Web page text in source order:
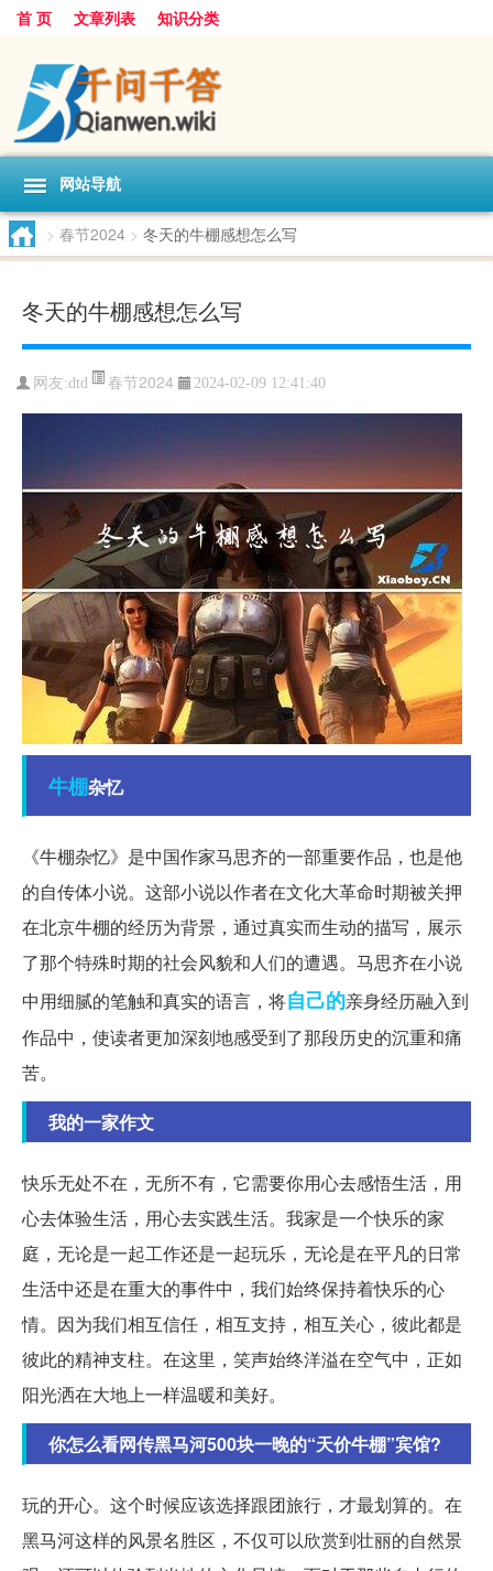
首 页 文章列表 知识分类
网站导航
> 春节2024 > 冬天的牛棚感想怎么写
冬天的牛棚感想怎么写
网友:dtd 春节2024 2024-02-09 12:41:40
牛棚杂忆
《牛棚杂忆》是中国作家马思齐的一部重要作品，也是他
的自传体小说。这部小说以作者在文化大革命时期被关押
在北京牛棚的经历为背景，通过真实而生动的描写，展示
了那个特殊时期的社会风貌和人们的遭遇。马思齐在小说
中用细腻的笔触和真实的语言，将自己的亲身经历融入到
作品中，使读者更加深刻地感受到了那段历史的沉重和痛
苦。
我的一家作文
快乐无处不在，无所不有，它需要你用心去感悟生活，用
心去体验生活，用心去实践生活。我家是一个快乐的家
庭，无论是一起工作还是一起玩乐，无论是在平凡的日常
生活中还是在重大的事件中，我们始终保持着快乐的心
情。因为我们相互信任，相互支持，相互关心，彼此都是
彼此的精神支柱。在这里，笑声始终洋溢在空气中，正如
阳光洒在大地上一样温暖和美好。
你怎么看网传黑马河500块一晚的“天价牛棚”宾馆?
玩的开心。这个时候应该选择跟团旅行，才最划算的。在
黑马河这样的风景名胜区，不仅可以欣赏到壮丽的自然景